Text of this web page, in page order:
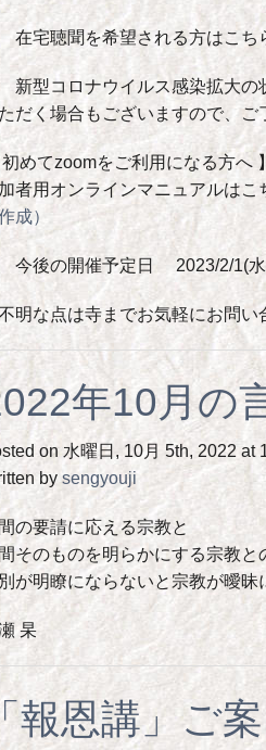
宅聴聞を希望される方はこ
型コロナウイルス感染拡大の
だく場合もございますので、ご
初めてzoomをご利用になる方へ 】
者用オンラインマニュアルは
成）
後の開催予定日 2023/2/1(
明な点は寺までお気軽にお問い
年10月の
on 水曜日, 10月 5th, 2022 at
bysengyouji
の要請に応える宗教と
そのものを明らかにする宗教と
が明瞭にならないと宗教が曖昧
杲
報恩講」ご